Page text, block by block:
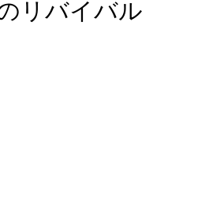
リバイバル